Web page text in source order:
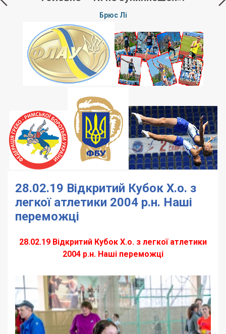
поважають супротивника незалежно від
того, на чиєму боці перемога».
Джон Голсуорсі
28.02.19 Відкритий Кубок Х.о. з
легкої атлетики 2004 р.н. Наші
переможці
28.02.19 Відкритий Кубок Х.о. з легкої атлетики
2004 р.н. Наші переможці